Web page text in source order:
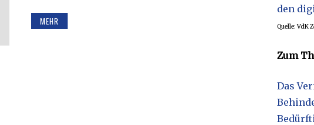
MEHR
den
Quelle: VdK
Zum
Das